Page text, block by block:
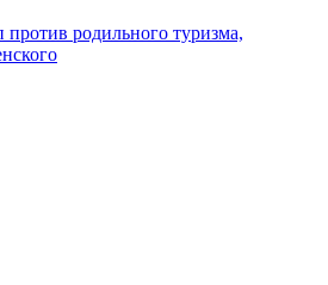
родильного туризма,